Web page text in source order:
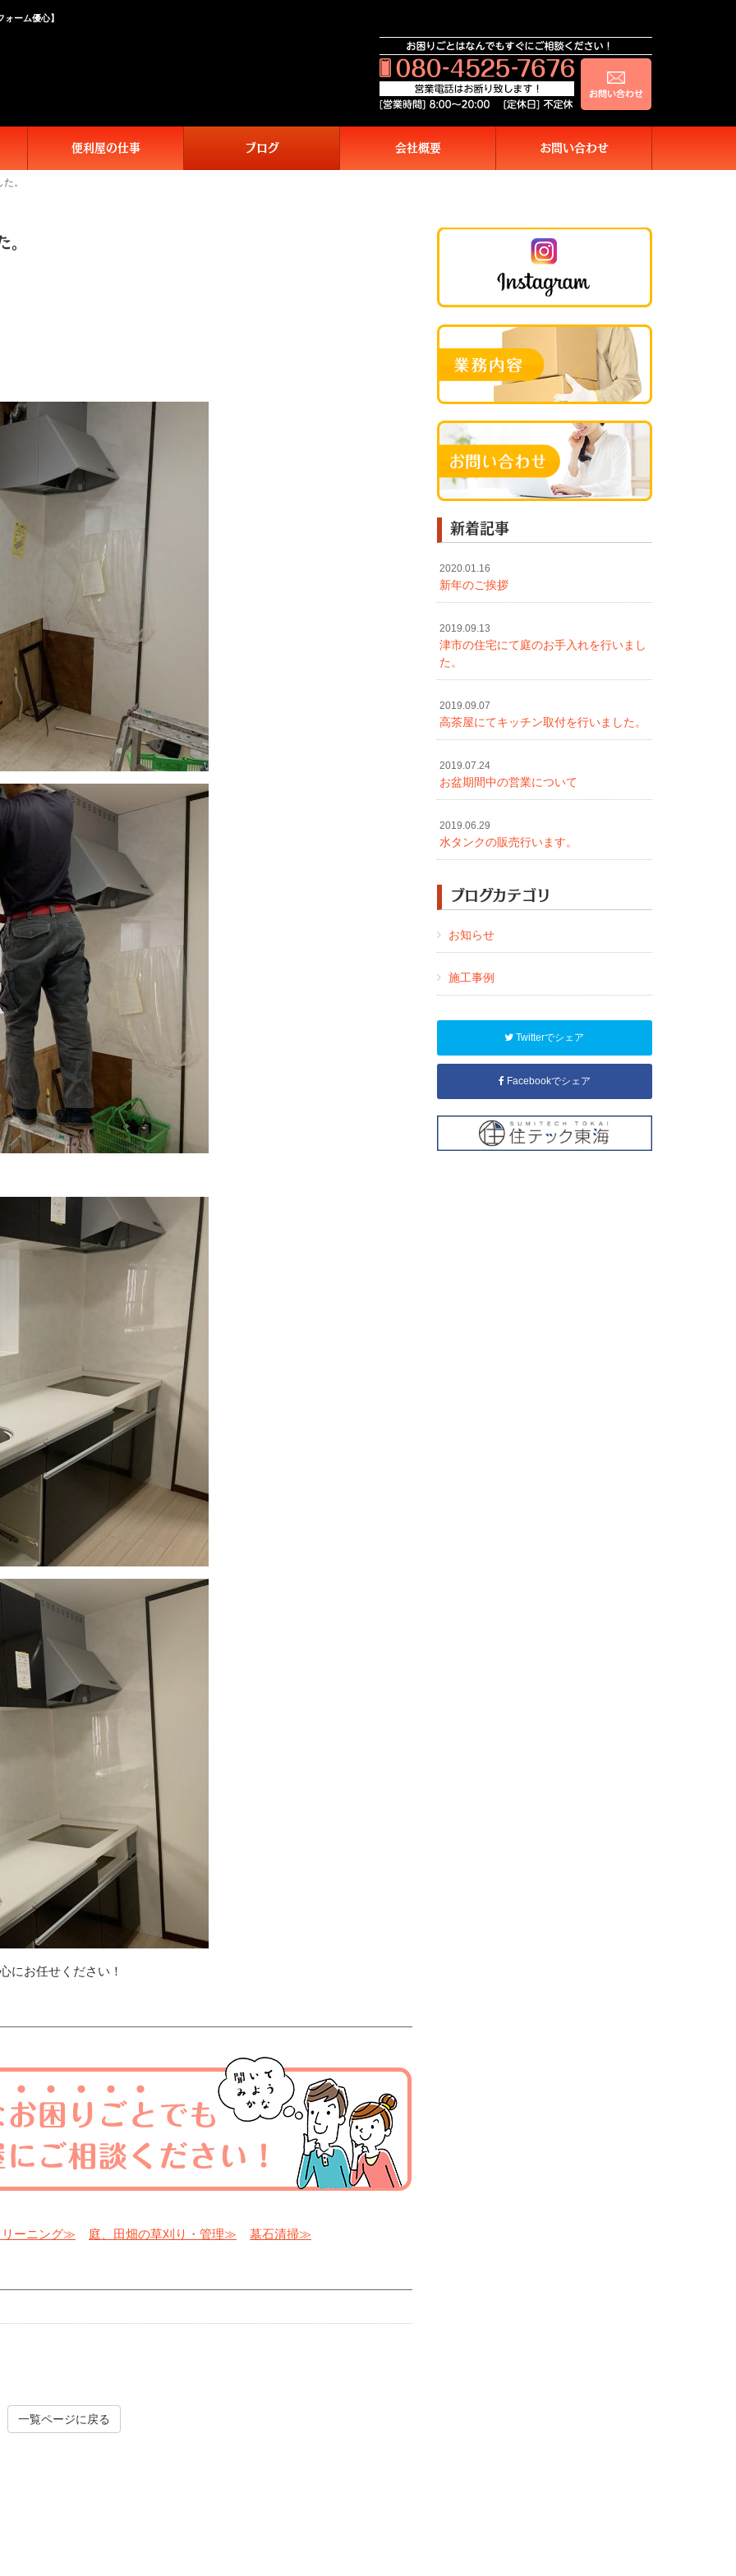
ーム優心】
便利屋の仕事 ブログ 会社概要 お問い合わせ
。
にお任せください！
リーニング≫ 庭、田畑の草刈り・管理≫ 墓石清掃≫
一覧ページに戻る
新着記事
2020.01.16
新年のご挨拶
2019.09.13
津市の住宅にて庭のお手入れを行いまし
た。
2019.09.07
高茶屋にてキッチン取付を行いました。
2019.07.24
お盆期間中の営業について
2019.06.29
水タンクの販売行います。
ブログカテゴリ
お知らせ
施工事例
Twitterでシェア
Facebookでシェア